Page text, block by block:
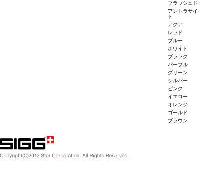
ブラッシュド
アントラサイ
ト
アクア
レッド
ブルー
ホワイト
ブラック
パープル
グリーン
シルバー
ピンク
イエロー
オレンジ
ゴールド
ブラウン